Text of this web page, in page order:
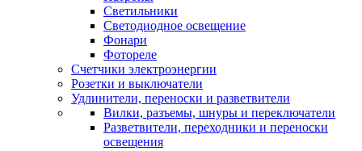
Светильники
Светодиодное освещение
Фонари
Фотореле
Счетчики электроэнергии
Розетки и выключатели
Удлинители, переноски и разветвители
Вилки, разъемы, шнуры и переключатели
Разветвители, переходники и переноски
освещения